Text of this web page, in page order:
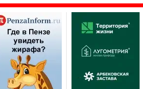
Печать